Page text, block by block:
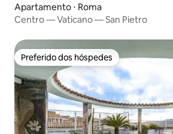
Apartamento ⋅ Roma
Centro — Vaticano — San Pietro
Preferido dos hóspedes
Preferido dos hóspedes